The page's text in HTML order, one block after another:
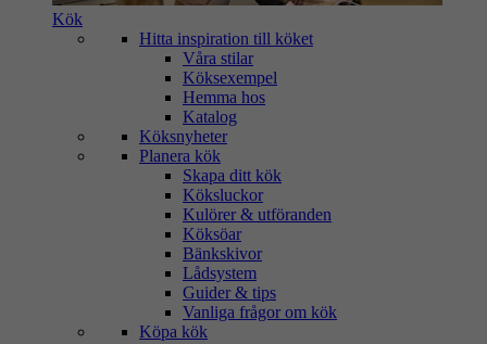
Kök
Hitta inspiration till köket
Våra stilar
Köksexempel
Hemma hos
Katalog
Köksnyheter
Planera kök
Skapa ditt kök
Köksluckor
Kulörer & utföranden
Köksöar
Bänkskivor
Lådsystem
Guider & tips
Vanliga frågor om kök
Köpa kök